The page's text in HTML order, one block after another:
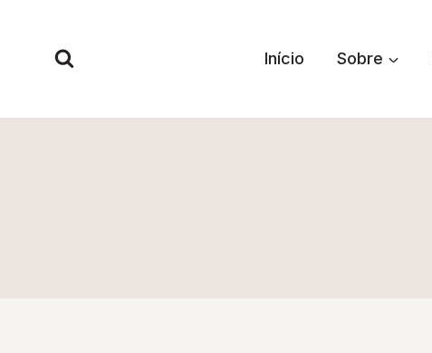
Início Sobre